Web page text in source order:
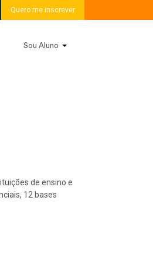
Quero me inscrever
Sou Aluno
de ensino e
12 bases